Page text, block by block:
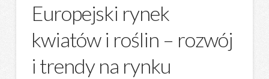
Europejski rynek
kwiatów i roślin – rozwój
i trendy na rynku